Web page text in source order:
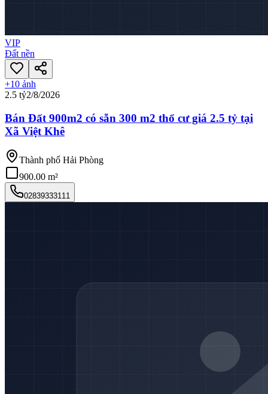
VIP
Đất nền
+10 ảnh
2.5 tỷ2/8/2026
Bán Đất 900m2 có sẵn 300 m2 thổ cư giá 2.5 tỷ tại
Xã Việt Khê
Thành phố Hải Phòng
900.00 m²
02839333111